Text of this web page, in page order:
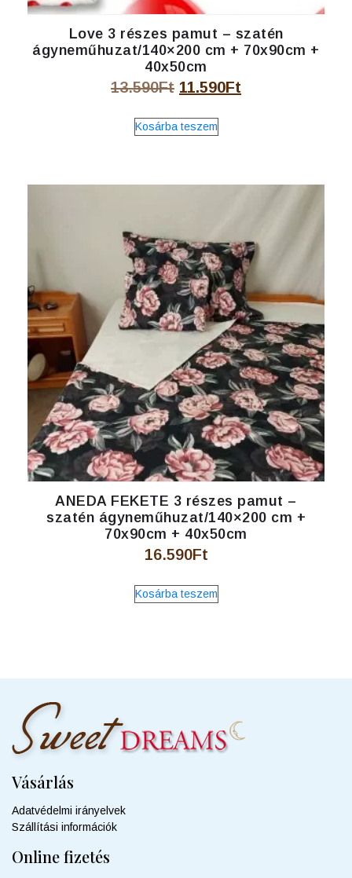
Love 3 részes pamut – szatén
ágyneműhuzat/140×200 cm + 70x90cm +
40x50cm
13.590Ft Original
was:
11.590Ft
Kosárba teszem
ANEDA FEKETE 3 részes pamut –
szatén ágyneműhuzat/140×200 cm +
70x90cm + 40x50cm
16.590Ft
Kosárba teszem
Vásárlás
Adatvédelmi irányelvek
Szállítási információk
Online fizetés